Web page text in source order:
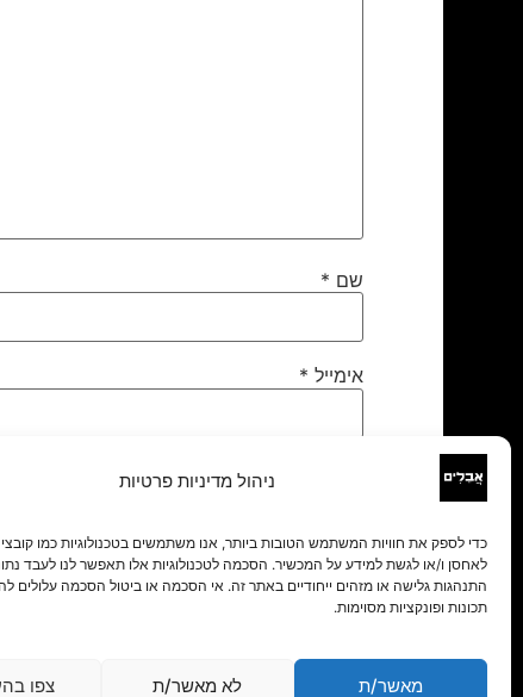
ניהול מדיניות פרטיות
לאחסן ו/או לגשת למידע על המכשיר. הסכמה לטכנולוגיות אלו תאפשר לנו לעבד
התנהגות גלישה או מזהים ייחודיים באתר זה. אי הסכמה או ביטול הסכמה עלולים
תכונות ופונקציות מסוימות.
מאשר/ת לא מאשר/ת צפו
שם *
אימייל *